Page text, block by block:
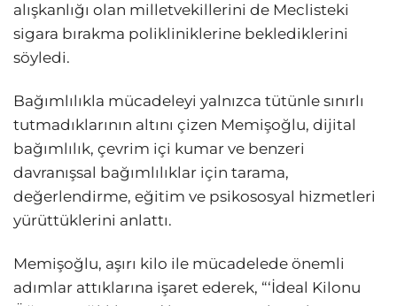
alışkanlığı olan milletvekillerini de Meclisteki
sigara bırakma polikliniklerine beklediklerini
söyledi.
Bağımlılıkla mücadeleyi yalnızca tütünle sınırlı
tutmadıklarının altını çizen Memişoğlu, dijital
bağımlılık, çevrim içi kumar ve benzeri
davranışsal bağımlılıklar için tarama,
değerlendirme, eğitim ve psikososyal hizmetleri
yürüttüklerini anlattı.
Memişoğlu, aşırı kilo ile mücadelede önemli
adımlar attıklarına işaret ederek, “‘İdeal Kilonu